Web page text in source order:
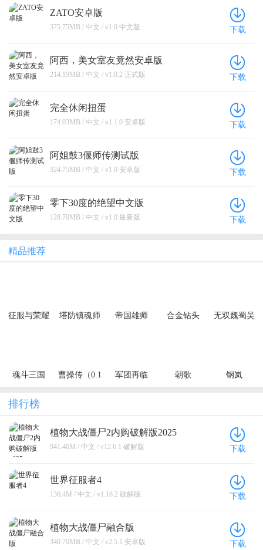
ZATO安卓版
375.75MB / 中文 / v1.0 中文版 下载
阿西，美女室友竟然安卓版
214.19MB / 中文 / v1.0.2 正式版 下载
完全休闲扭蛋
174.03MB / 中文 / v1.1.0 安卓版 下载
阿姐鼓3偃师传测试版
324.75MB / 中文 / v1.0 安卓版 下载
零下30度的绝望中文版
128.70MB / 中文 / v1.0 最新版 下载
精品推荐
征服与荣耀
塔防镇魂师
帝国雄师
合金钻头
无双魏蜀吴
魂斗三国
突围）
曹操传（0.1
军团再临
朝歌 钢岚
排行榜
植物大战僵尸2内购破解版2025
941.46M / 中文 / v12.6.1 破解版 下载
世界征服者4
136.4M / 中文 / v1.16.2 破解版 下载
植物大战僵尸融合版
340.70MB / 中文 / v2.5.1 安卓版 下载